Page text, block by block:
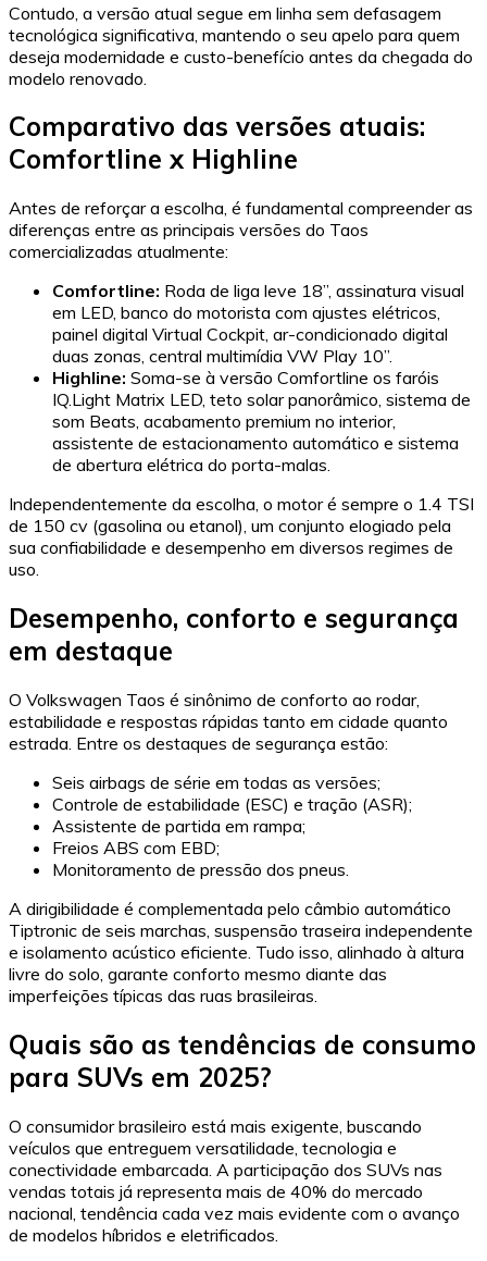
Contudo, a versão atual segue em linha sem defasagem
tecnológica significativa, mantendo o seu apelo para quem
deseja modernidade e custo-benefício antes da chegada do
modelo renovado.
Comparativo das versões atuais:
Comfortline x Highline
Antes de reforçar a escolha, é fundamental compreender as
diferenças entre as principais versões do Taos
comercializadas atualmente:
Comfortline: Roda de liga leve 18”, assinatura visual
em LED, banco do motorista com ajustes elétricos,
painel digital Virtual Cockpit, ar-condicionado digital
duas zonas, central multimídia VW Play 10”.
Highline: Soma-se à versão Comfortline os faróis
IQ.Light Matrix LED, teto solar panorâmico, sistema de
som Beats, acabamento premium no interior,
assistente de estacionamento automático e sistema
de abertura elétrica do porta-malas.
Independentemente da escolha, o motor é sempre o 1.4 TSI
de 150 cv (gasolina ou etanol), um conjunto elogiado pela
sua confiabilidade e desempenho em diversos regimes de
uso.
Desempenho, conforto e segurança
em destaque
O Volkswagen Taos é sinônimo de conforto ao rodar,
estabilidade e respostas rápidas tanto em cidade quanto
estrada. Entre os destaques de segurança estão:
Seis airbags de série em todas as versões;
Controle de estabilidade (ESC) e tração (ASR);
Assistente de partida em rampa;
Freios ABS com EBD;
Monitoramento de pressão dos pneus.
A dirigibilidade é complementada pelo câmbio automático
Tiptronic de seis marchas, suspensão traseira independente
e isolamento acústico eficiente. Tudo isso, alinhado à altura
livre do solo, garante conforto mesmo diante das
imperfeições típicas das ruas brasileiras.
Quais são as tendências de consumo
para SUVs em 2025?
O consumidor brasileiro está mais exigente, buscando
veículos que entreguem versatilidade, tecnologia e
conectividade embarcada. A participação dos SUVs nas
vendas totais já representa mais de 40% do mercado
nacional, tendência cada vez mais evidente com o avanço
de modelos híbridos e eletrificados.